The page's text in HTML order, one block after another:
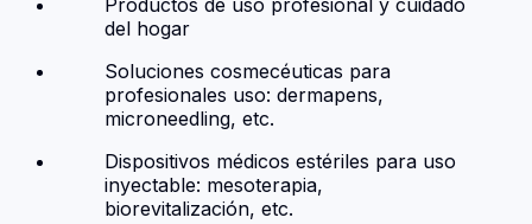
del hogar
Soluciones cosmecéuticas para
profesionales uso: dermapens,
microneedling, etc.
Dispositivos médicos estériles para uso
inyectable: mesoterapia,
biorevitalización, etc.